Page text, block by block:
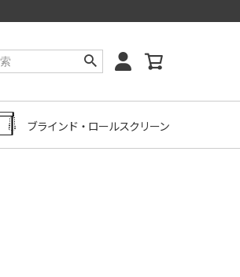
ブラインド・ロールスクリーン